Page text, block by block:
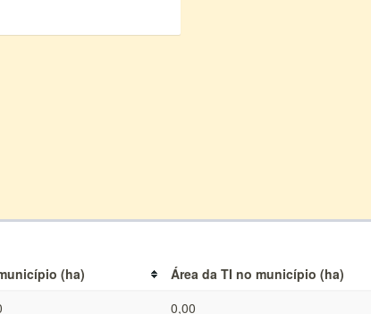
(ha) Área da TI no município (ha)
0,00